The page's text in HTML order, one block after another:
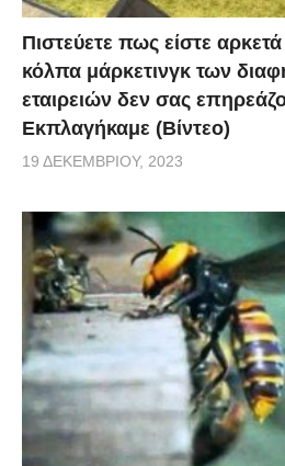
Πιστεύετε πως είστε αρκετά
κόλπα μάρκετινγκ των
εταιρειών δεν σας
Εκπλαγήκαμε (Βίντεο)
19 ΔΕΚΕΜΒΡΊΟΥ, 2023